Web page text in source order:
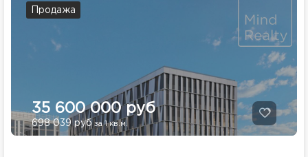
Продажа
35 600 000 руб
698 039 рубза 1 кв.м.